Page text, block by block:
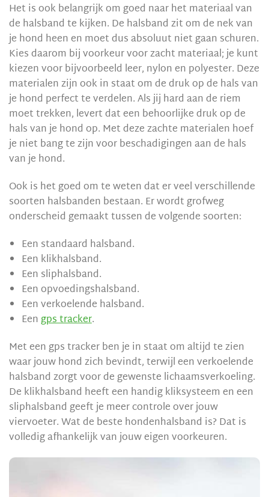
Het is ook belangrijk om goed naar het materiaal van
de halsband te kijken. De halsband zit om de nek van
je hond heen en moet dus absoluut niet gaan schuren.
Kies daarom bij voorkeur voor zacht materiaal; je kunt
kiezen voor bijvoorbeeld leer, nylon en polyester. Deze
materialen zijn ook in staat om de druk op de hals van
je hond perfect te verdelen. Als jij hard aan de riem
moet trekken, levert dat een behoorlijke druk op de
hals van je hond op. Met deze zachte materialen hoef
je niet bang te zijn voor beschadigingen aan de hals
van je hond.
Ook is het goed om te weten dat er veel verschillende
soorten halsbanden bestaan. Er wordt grofweg
onderscheid gemaakt tussen de volgende soorten:
Een standaard halsband.
Een klikhalsband.
Een sliphalsband.
Een opvoedingshalsband.
Een verkoelende halsband.
Eengps tracker.
Met een gps tracker ben je in staat om altijd te zien
waar jouw hond zich bevindt, terwijl een verkoelende
halsband zorgt voor de gewenste lichaamsverkoeling.
De klikhalsband heeft een handig kliksysteem en een
sliphalsband geeft je meer controle over jouw
viervoeter. Wat de beste hondenhalsband is? Dat is
volledig afhankelijk van jouw eigen voorkeuren.